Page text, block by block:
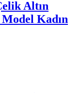
Altın
Kadın